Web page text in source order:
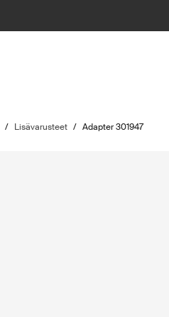
/ Lisävarusteet / Adapter 301947